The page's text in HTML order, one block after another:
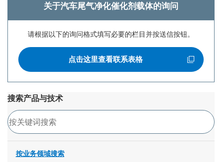
关于汽车尾气净化催化剂载体的询问
请根据以下的询问格式填写必要的栏目并按送信按钮。
点击这里查看联系表格
打开新窗口
搜索产品与技术
按业务领域搜索